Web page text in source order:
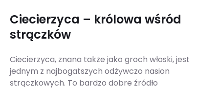
Ciecierzyca – królowa wśród
strączków
Ciecierzyca, znana także jako groch włoski, jest
jednym z najbogatszych odżywczo nasion
strączkowych. To bardzo dobre źródło